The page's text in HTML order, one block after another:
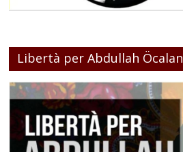
Libertà per Abdullah Öcalan